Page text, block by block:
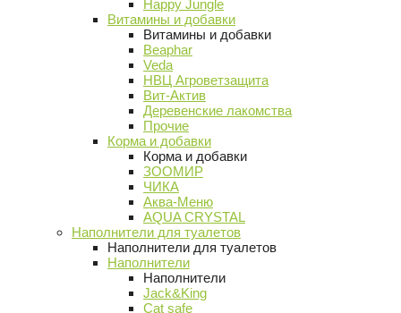
Happy Jungle
Витамины и добавки
Витамины и добавки
Beaphar
Veda
НВЦ Агроветзащита
Вит-Актив
Деревенские лакомства
Прочие
Корма и добавки
Корма и добавки
ЗООМИР
ЧИКА
Аква-Меню
AQUA CRYSTAL
Наполнители для туалетов
Наполнители для туалетов
Наполнители
Наполнители
Jack&King
Cat safe